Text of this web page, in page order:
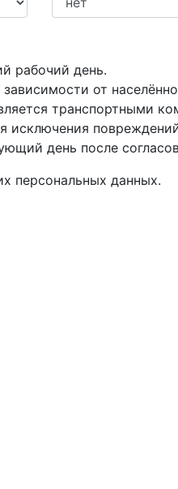
рабочий день.
от
транспортными
день после
персональных данных.